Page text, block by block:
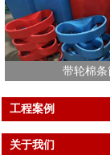
带轮棉条
工程案例
关于我们